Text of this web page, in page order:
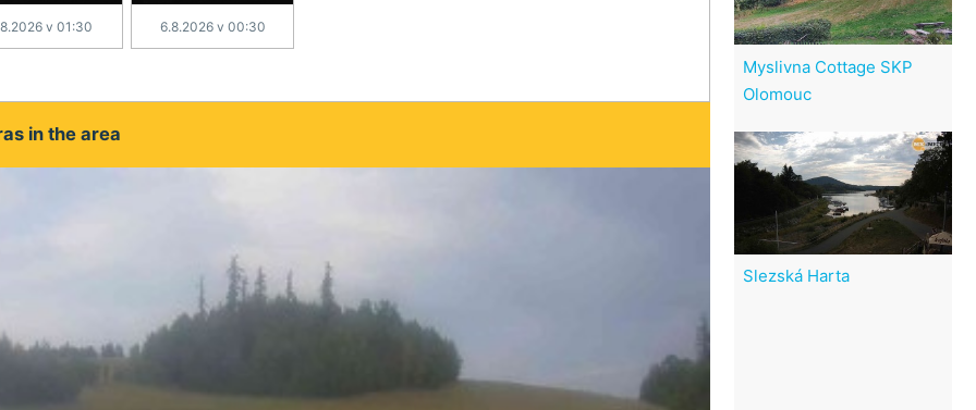
v 01:30 6.8.2026 v 00:30
in the area
Myslivna Cottage SKP
Olomouc
Slezská Harta